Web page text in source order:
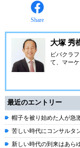
Share
大塚 秀
ビバクラフ
て、マー
最近のエントリー
帽子を被り始めた人が急
苦しい時代にコンサルタ
新しい時代の到来はあら